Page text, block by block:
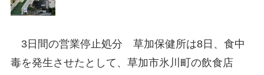
3日間の営業停止処分 草加保健所は8日、食中
毒を発生させたとして、草加市氷川町の飲食店